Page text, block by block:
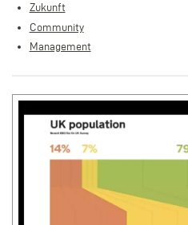
Zukunft
Community
Management